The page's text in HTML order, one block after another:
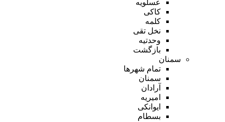
عسلویه
کاکی
کلمه
نخل تقی
وحدتیه
بازگشت
سمنان
تمام شهر‌ها
سمنان
آرادان
امیریه
ایوانکی
بسطام